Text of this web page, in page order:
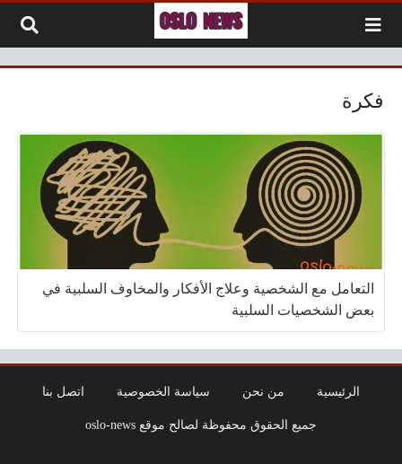
فكرة
التعامل مع الشخصية وعلاج الأفكار والمخاوف السلبية في
بعض الشخصيات السلبية
الرئيسية من نحن سياسة الخصوصية اتصل بنا
جميع الحقوق محفوظة لصالح موقع oslo-news